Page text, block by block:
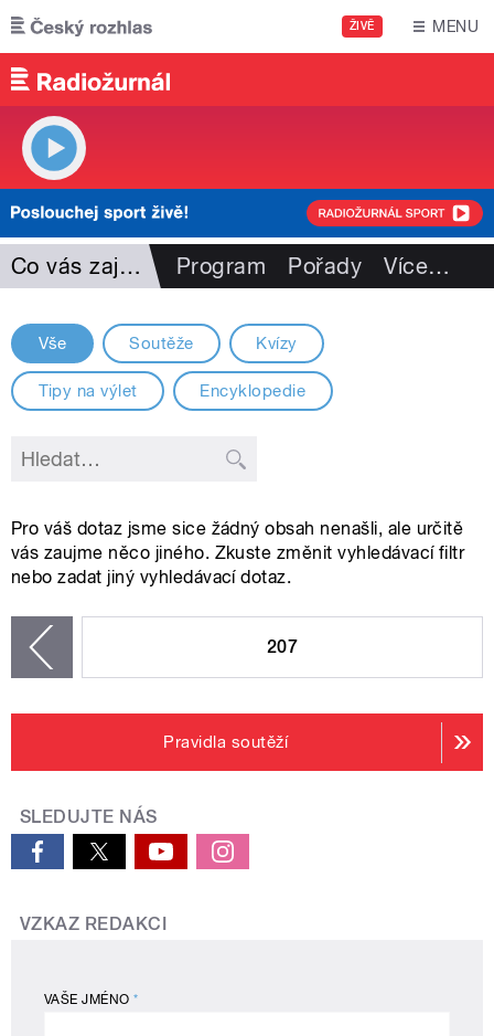
Přejít k hlavnímu obsahu
ŽIVĚ MENU
Co vás zajímá Program Pořady Více…
Vše Soutěže Kvízy
Tipy na výlet Encyklopedie
Pro váš dotaz jsme sice žádný obsah nenašli, ale určitě
vás zaujme něco jiného. Zkuste změnit vyhledávací filtr
nebo zadat jiný vyhledávací dotaz.
207
Pravidla soutěží
SLEDUJTE NÁS
VZKAZ REDAKCI
VAŠE JMÉNO*